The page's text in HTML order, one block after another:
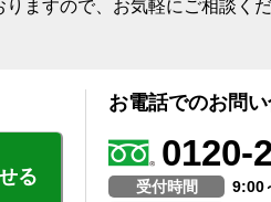
ますので、お気軽にご相談くだ
る
お電話でのお問
0120-
受付時間
9:00